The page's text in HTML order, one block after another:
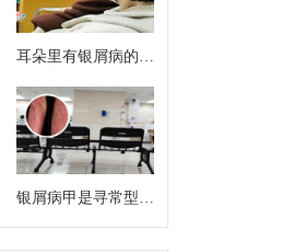
耳朵里有银屑病的症
银屑病甲是寻常型牛
皮癣么